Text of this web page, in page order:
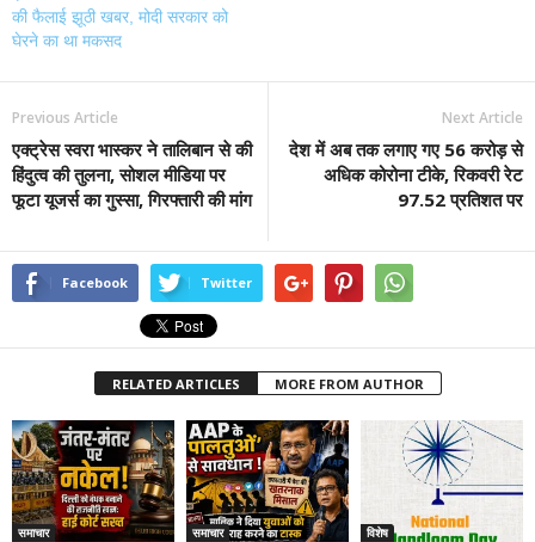
की फैलाई झूठी खबर, मोदी सरकार को
घेरने का था मकसद
Previous Article
एक्ट्रेस स्वरा भास्कर ने तालिबान से की
हिंदुत्व की तुलना, सोशल मीडिया पर
फूटा यूजर्स का गुस्सा, गिरफ्तारी की मांग
Next Article
देश में अब तक लगाए गए 56 करोड़ से
अधिक कोरोना टीके, रिकवरी रेट
97.52 प्रतिशत पर
Facebook Twitter
RELATED ARTICLES MORE FROM AUTHOR
समाचार समाचार विशेष